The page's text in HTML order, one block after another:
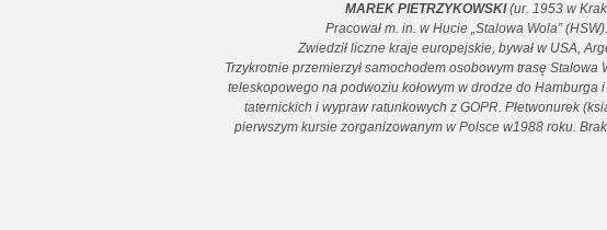
MAREK PIETRZYKOWSKI(ur. 1953 w
Pracował m. in. w Hucie „Stalowa Wola”
Zwiedził liczne kraje europejskie, bywał w USA,
Trzykrotnie przemierzył samochodem osobowym trasę
teleskopowego na podwoziu kołowym w drodze do Hamburga
taternickich i wypraw ratunkowych z GOPR. Płetwonurek
pierwszym kursie zorganizowanym w Polsce w1988 roku.